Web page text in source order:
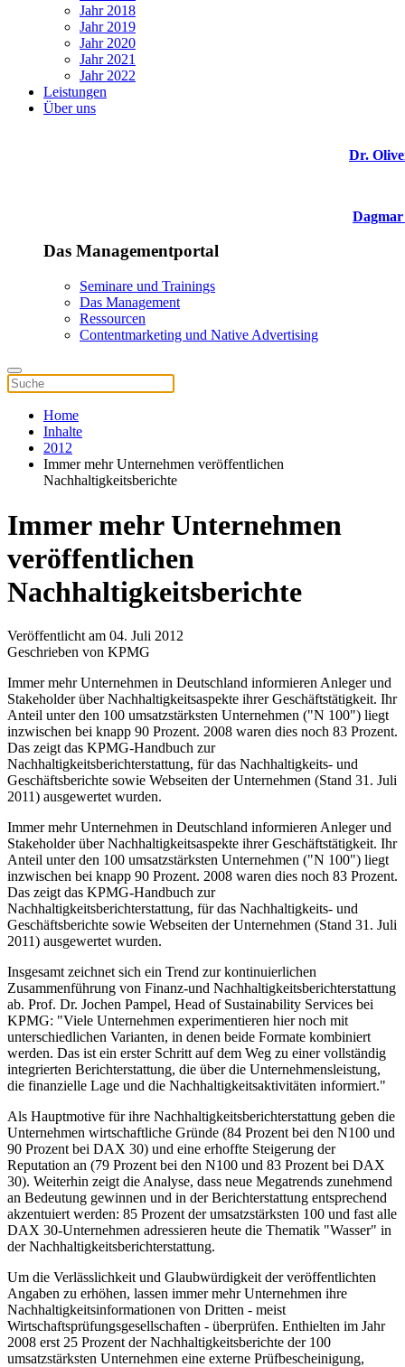
Jahr 2018
Jahr 2019
Jahr 2020
Jahr 2021
Jahr 2022
Leistungen
Über uns
Dr.
Dagmar
Das Managementportal
Seminare und Trainings
Das Management
Ressourcen
Contentmarketing und Native Advertising
Home
Inhalte
2012
Immer mehr Unternehmen veröffentlichen
Nachhaltigkeitsberichte
Immer mehr Unternehmen
veröffentlichen
Nachhaltigkeitsberichte
Veröffentlicht am 04. Juli 2012
Geschrieben von KPMG
Immer mehr Unternehmen in Deutschland informieren Anleger und
Stakeholder über Nachhaltigkeitsaspekte ihrer Geschäftstätigkeit. Ihr
Anteil unter den 100 umsatzstärksten Unternehmen ("N 100") liegt
inzwischen bei knapp 90 Prozent. 2008 waren dies noch 83 Prozent.
Das zeigt das KPMG-Handbuch zur
Nachhaltigkeitsberichterstattung, für das Nachhaltigkeits- und
Geschäftsberichte sowie Webseiten der Unternehmen (Stand 31. Juli
2011) ausgewertet wurden.
Immer mehr Unternehmen in Deutschland informieren Anleger und
Stakeholder über Nachhaltigkeitsaspekte ihrer Geschäftstätigkeit. Ihr
Anteil unter den 100 umsatzstärksten Unternehmen ("N 100") liegt
inzwischen bei knapp 90 Prozent. 2008 waren dies noch 83 Prozent.
Das zeigt das KPMG-Handbuch zur
Nachhaltigkeitsberichterstattung, für das Nachhaltigkeits- und
Geschäftsberichte sowie Webseiten der Unternehmen (Stand 31. Juli
2011) ausgewertet wurden.
Insgesamt zeichnet sich ein Trend zur kontinuierlichen
Zusammenführung von Finanz-und Nachhaltigkeitsberichterstattung
ab. Prof. Dr. Jochen Pampel, Head of Sustainability Services bei
KPMG: "Viele Unternehmen experimentieren hier noch mit
unterschiedlichen Varianten, in denen beide Formate kombiniert
werden. Das ist ein erster Schritt auf dem Weg zu einer vollständig
integrierten Berichterstattung, die über die Unternehmensleistung,
die finanzielle Lage und die Nachhaltigkeitsaktivitäten informiert."
Als Hauptmotive für ihre Nachhaltigkeitsberichterstattung geben die
Unternehmen wirtschaftliche Gründe (84 Prozent bei den N100 und
90 Prozent bei DAX 30) und eine erhoffte Steigerung der
Reputation an (79 Prozent bei den N100 und 83 Prozent bei DAX
30). Weiterhin zeigt die Analyse, dass neue Megatrends zunehmend
an Bedeutung gewinnen und in der Berichterstattung entsprechend
akzentuiert werden: 85 Prozent der umsatzstärksten 100 und fast alle
DAX 30-Unternehmen adressieren heute die Thematik "Wasser" in
der Nachhaltigkeitsberichterstattung.
Um die Verlässlichkeit und Glaubwürdigkeit der veröffentlichten
Angaben zu erhöhen, lassen immer mehr Unternehmen ihre
Nachhaltigkeitsinformationen von Dritten - meist
Wirtschaftsprüfungsgesellschaften - überprüfen. Enthielten im Jahr
2008 erst 25 Prozent der Nachhaltigkeitsberichte der 100
umsatzstärksten Unternehmen eine externe Prüfbescheinigung,